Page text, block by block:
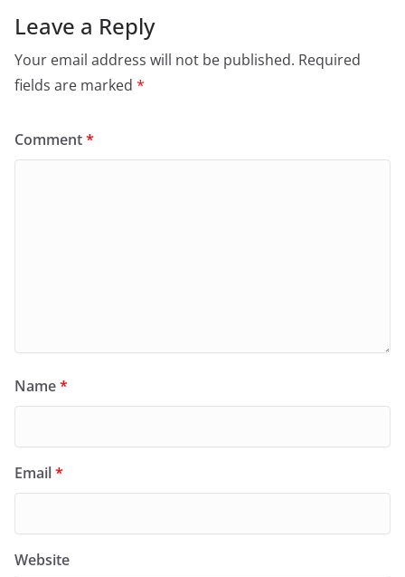
Leave a Reply
Your email address will not be published. Required
fields are marked *
Comment*
Name*
Email*
Website